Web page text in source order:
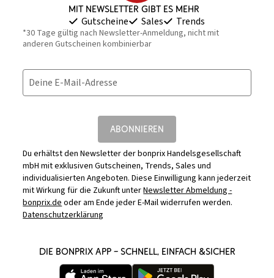
Mit Newsletter gibt es mehr
Gutscheine Sales Trends
*30 Tage gültig nach Newsletter-Anmeldung, nicht mit
anderen Gutscheinen kombinierbar
Deine E-Mail-Adresse
ABONNIEREN
Du erhältst den Newsletter der bonprix Handelsgesellschaft
mbH mit exklusiven Gutscheinen, Trends, Sales und
individualisierten Angeboten. Diese Einwilligung kann jederzeit
mit Wirkung für die Zukunft unterNewsletter Abmeldung -
bonprix.deoder am Ende jeder E-Mail widerrufen werden.
Datenschutzerklärung
DIE BONPRIX APP – SCHNELL, EINFACH &SICHER